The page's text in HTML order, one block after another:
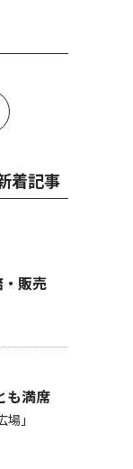
着記事
・販売
も満席
場｣